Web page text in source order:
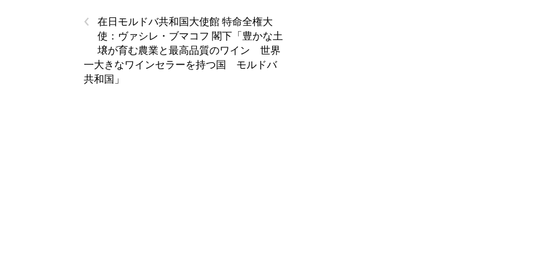
‹
在日モルドバ共和国大使館 特命全権大
使：ヴァシレ・ブマコフ 閣下「豊かな土
壌が育む農業と最高品質のワイン 世界
一大きなワインセラーを持つ国 モルドバ
共和国」